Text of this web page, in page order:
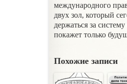
международного
двух зол, который
держаться за
покажет только
Похожие записи